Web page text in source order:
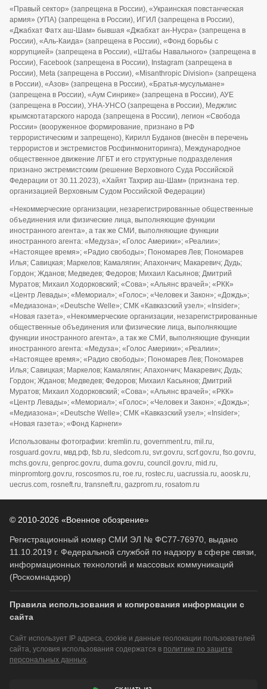
«Правый сектор» (запрещена в России), «Украинская повстанческая
армия» (УПА) (запрещена в России), ИГИЛ (запрещена в России),
«Джабхат Фатх аш-Шам» бывшая «Джабхат ан-Нусра» (запрещена в
России), «Аль-Каида» (запрещена в России), «Фонд борьбы с
коррупцией» (запрещена в России), «Штабы Навального» (запрещена в
России), Facebook (запрещена в России), Instagram (запрещена в
России), Meta (запрещена в России), «Misanthropic Division» (запрещена
в России), «Азов» (запрещена в России), «Братья-мусульмане»
(запрещена в России), «Аум Синрике» (запрещена в России), АУЕ
(запрещена в России), УНА-УНСО (запрещена в России), Меджлис
крымскотатарского народа (запрещена в России), легион «Свобода
России» (вооруженное формирование, признано в РФ
террористическим и запрещено), Кирилл Буданов (внесён в перечень
террористов и экстремистов Росфинмониторинга), Международное
общественное движение ЛГБТ и его структурные подразделения
признано экстремистским (решение Верховного Суда Российской
Федерации от 30.11.2023), «Хайят Тахрир аш-Шам» (признана тер.
организацией Верховным Судом Российской Федерации)
«Некоммерческие организации, незарегистрированные общественные
объединения или физические лица, выполняющие функции
иностранного агента», а так же СМИ, выполняющие функции
иностранного агента: «Медуза»; «Голос Америки»; «Реалии»;
«Настоящее время»; «Радио свободы»; Пономарев Лев; Пономарев
Илья; Савицкая; Маркелов; Камалягин; Апахончич; Макаревич; Дудь;
Гордон; Жданов; Медведев; Федоров; Михаил Касьянов; Дмитрий
Муратов; Михаил Ходорковский; «Сова»; «Альянс врачей»; «РКК»
«Центр Левады»; «Мемориал»; «Голос»; «Человек и Закон»; «Дождь»;
«Медиазона»; «Deutsche Welle»; СМК «Кавказский узел»; «Insider»;
«Новая газета», «Некоммерческие организации, незарегистрированные
общественные объединения или физические лица, выполняющие
функции иностранного агента», а так же СМИ, выполняющие функции
иностранного агента: «Медуза»; «Голос Америки»; «Реалии»;
«Настоящее время»; «Радио свободы»; Пономарев Лев; Пономарев
Илья; Савицкая; Маркелов; Камалягин; Апахончич; Макаревич; Дудь;
Гордон; Жданов; Медведев; Федоров; Михаил Касьянов; Дмитрий
Муратов; Михаил Ходорковский; «Сова»; «Альянс врачей»; «РКК»
«Центр Левады»; «Мемориал»; «Голос»; «Человек и Закон»; «Дождь»;
«Медиазона»; «Deutsche Welle»; СМК «Кавказский узел»; «Insider»;
«Новая газета»; «Фонд Карнеги»
Использованы фотографии: kremlin.ru, government.ru, mil.ru,
rosguard.gov.ru, мвд.рф, fsb.ru, sledcom.ru, svr.gov.ru, scrf.gov.ru, fso.gov.ru,
mchs.gov.ru, genproc.gov.ru, duma.gov.ru, council.gov.ru, mid.ru,
minpromtorg.gov.ru, roscosmos.ru, roe.ru, rostec.ru, uacrussia.ru, aoosk.ru,
uecrus.com, rosneft.ru, transneft.ru, gazprom.ru, rosatom.ru
© 2010-2026 «Военное обозрение»
Регистрационный номер СМИ ЭЛ № ФС77-76970, выдано
11.10.2019 г. Федеральной службой по надзору в сфере связи,
информационных технологий и массовых коммуникаций
(Роскомнадзор)
Правила использования и копирования информации с
сайта
Сайт использует IP адреса, cookie и данные геолокации пользователей
сайта, условия использования содержатся в политике по защите
персональных данных.